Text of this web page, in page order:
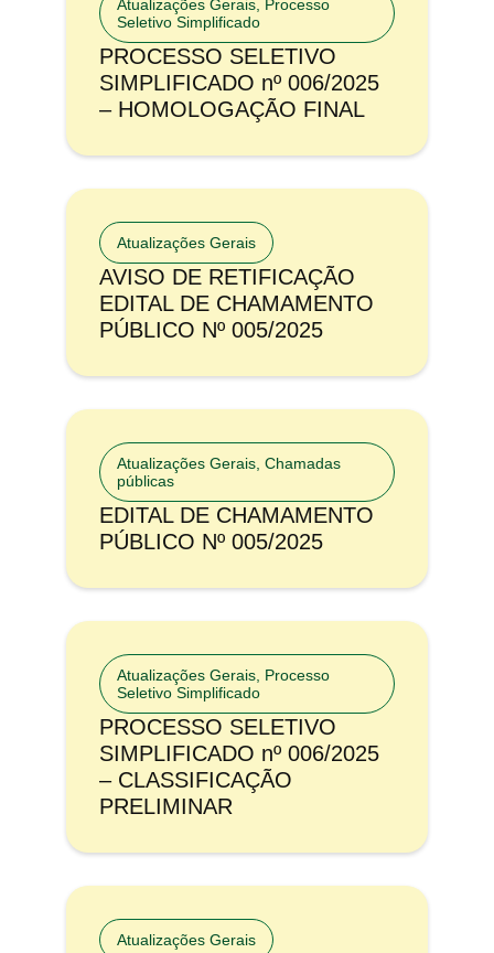
Atualizações Gerais
Processo
Seletivo Simplificado
PROCESSO SELETIVO
SIMPLIFICADO nº 006/2025
– HOMOLOGAÇÃO FINAL
Atualizações Gerais
AVISO DE RETIFICAÇÃO
EDITAL DE CHAMAMENTO
PÚBLICO Nº 005/2025
Atualizações Gerais Chamadas
públicas
EDITAL DE CHAMAMENTO
PÚBLICO Nº 005/2025
Atualizações Gerais Processo
Seletivo Simplificado
PROCESSO SELETIVO
SIMPLIFICADO nº 006/2025
– CLASSIFICAÇÃO
PRELIMINAR
Atualizações Gerais